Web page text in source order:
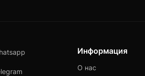
Информация
О нас